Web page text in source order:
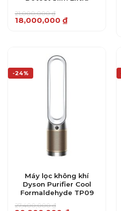
21,000,000₫
Giá
gốc
18,000,000 ₫
Giá
hiện
-24%
Máy lọc không khí
Dyson Purifier Cool
Formaldehyde TP09
27,400,000₫